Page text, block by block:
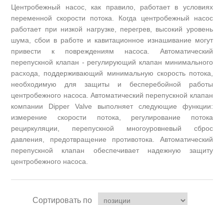
Центробежный насос, как правило, работает в условиях
переменной скорости потока. Когда центробежный насос
работает при низкой нагрузке, перегрев, высокий уровень
шума, сбои в работе и кавитационное изнашивание могут
привести к повреждениям насоса. Автоматический
перепускной клапан - регулирующий клапан минимального
расхода, поддерживающий минимальную скорость потока,
необходимую для защиты и бесперебойной работы
центробежного насоса. Автоматический перепускной клапан
компании Dipper Valve выполняет следующие функции:
измерение скорости потока, регулирование потока
рециркуляции, перепускной многоуровневый сброс
давления, предотвращение противотока. Автоматический
перепускной клапан обеспечивает надежную защиту
центробежного насоса.
Сортировать по